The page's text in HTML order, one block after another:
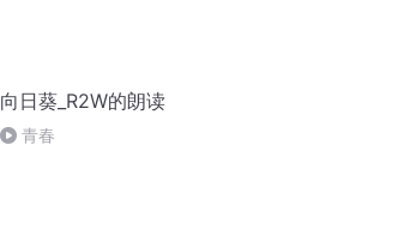
向日葵_R2W的朗读
青春